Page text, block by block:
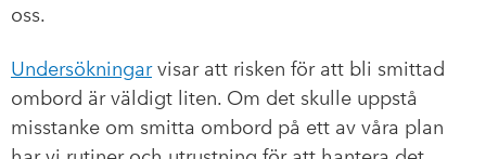
oss.
Undersökningarvisar att risken för att bli smittad
ombord är väldigt liten. Om det skulle uppstå
misstanke om smitta ombord på ett av våra plan